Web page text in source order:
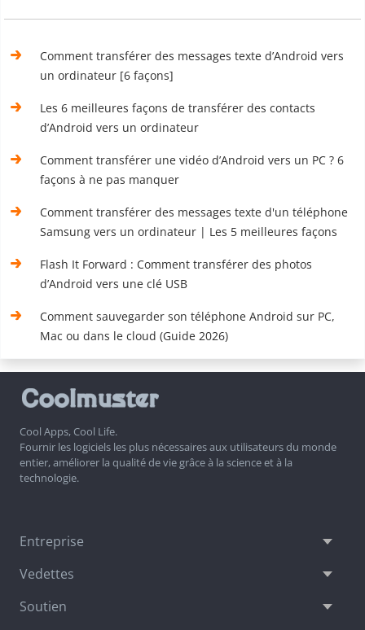
Comment transférer des messages texte d’Android vers
un ordinateur [6 façons]
Les 6 meilleures façons de transférer des contacts
d’Android vers un ordinateur
Comment transférer une vidéo d’Android vers un PC ? 6
façons à ne pas manquer
Comment transférer des messages texte d'un téléphone
Samsung vers un ordinateur | Les 5 meilleures façons
Flash It Forward : Comment transférer des photos
d’Android vers une clé USB
Comment sauvegarder son téléphone Android sur PC,
Mac ou dans le cloud (Guide 2026)
Cool Apps, Cool Life.
Fournir les logiciels les plus nécessaires aux utilisateurs du monde
entier, améliorer la qualité de vie grâce à la science et à la
technologie.
Entreprise
Vedettes
Soutien